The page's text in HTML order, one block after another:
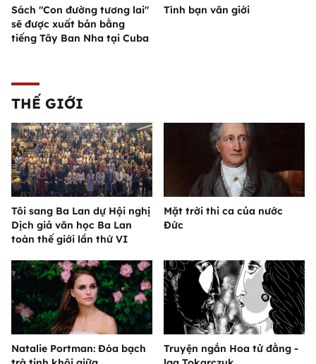
Sách "Con đường tương lai"
sẽ được xuất bản bằng
tiếng Tây Ban Nha tại Cuba
Tình bạn văn giới
THẾ GIỚI
Tôi sang Ba Lan dự Hội nghị
Dịch giả văn học Ba Lan
toàn thế giới lần thứ VI
Mặt trời thi ca của nước
Đức
Natalie Portman: Đóa bạch
Truyện ngắn Hoa tử đằng -